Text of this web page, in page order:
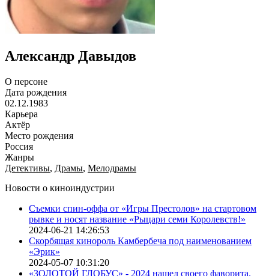
Александр Давыдов
О персоне
Дата рождения
02.12.1983
Карьера
Актёр
Место рождения
Россия
Жанры
Детективы, Драмы, Мелодрамы
Новости о киноиндустрии
Съемки спин-оффа от «Игры Престолов» на стартовом
рывке и носят название «Рыцари семи Королевств!»
2024-06-21 14:26:53
Скорбящая кинороль Камбербеча под наименованием
«Эрик»
2024-05-07 10:31:20
«ЗОЛОТОЙ ГЛОБУС» - 2024 нашел своего фаворита.